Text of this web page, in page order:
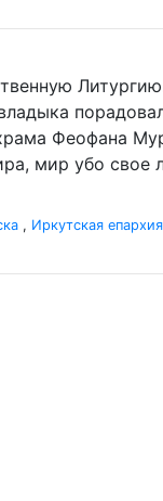
Феофана
мир убо свое
, Иркутская епархия